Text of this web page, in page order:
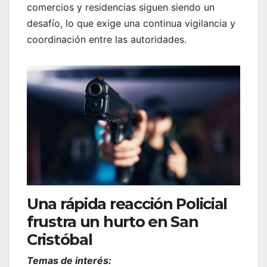
comercios y residencias siguen siendo un
desafío, lo que exige una continua vigilancia y
coordinación entre las autoridades.
Una rápida reacción Policial
frustra un hurto en San
Cristóbal
Temas de interés: